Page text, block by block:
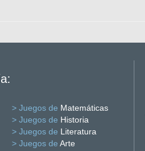
> Juegos de Matemáticas
> Juegos de Historia
> Juegos de Literatura
> Juegos de Arte